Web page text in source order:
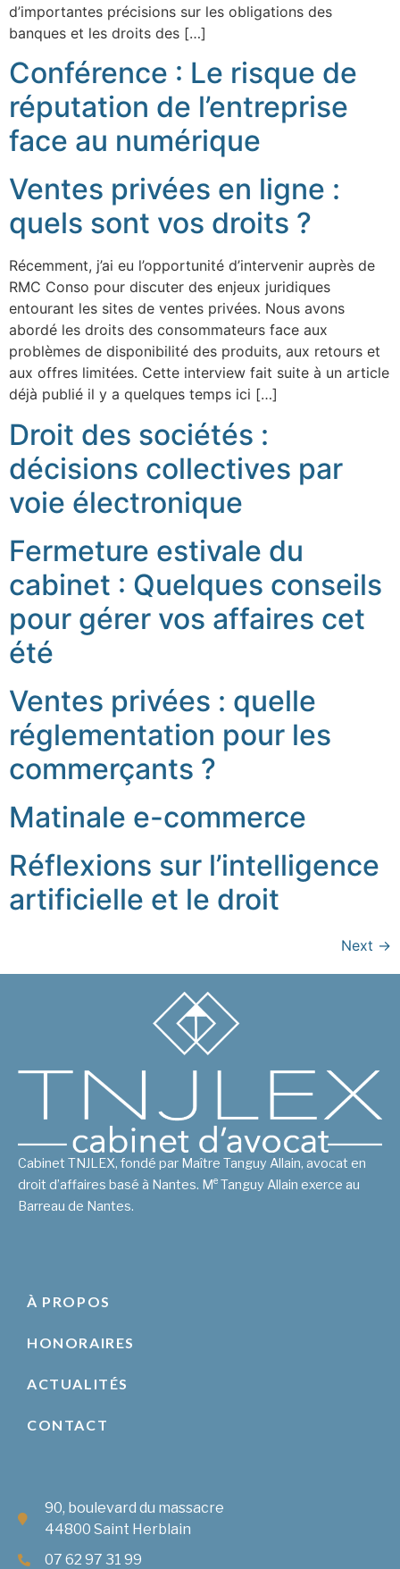
d’importantes précisions sur les obligations des
banques et les droits des […]
Conférence : Le risque de
réputation de l’entreprise
face au numérique
Ventes privées en ligne :
quels sont vos droits ?
Récemment, j’ai eu l’opportunité d’intervenir auprès de
RMC Conso pour discuter des enjeux juridiques
entourant les sites de ventes privées. Nous avons
abordé les droits des consommateurs face aux
problèmes de disponibilité des produits, aux retours et
aux offres limitées. Cette interview fait suite à un article
déjà publié il y a quelques temps ici […]
Droit des sociétés :
décisions collectives par
voie électronique
Fermeture estivale du
cabinet : Quelques conseils
pour gérer vos affaires cet
été
Ventes privées : quelle
réglementation pour les
commerçants ?
Matinale e-commerce
Réflexions sur l’intelligence
artificielle et le droit
Next →
Cabinet TNJLEX, fondé par Maître Tanguy Allain, avocat en
droit d’affaires basé à Nantes. Me Tanguy Allain exerce au
Barreau de Nantes.
À PROPOS
HONORAIRES
ACTUALITÉS
CONTACT
90, boulevard du massacre
44800 Saint Herblain
07 62 97 31 99